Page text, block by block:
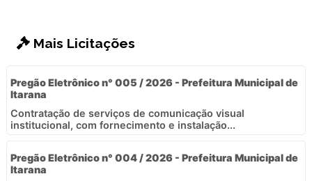
Mais Licitações
Pregão Eletrônico n° 005 / 2026 - Prefeitura Municipal de
Itarana
Contratação de serviços de comunicação visual
institucional, com fornecimento e instalação...
Pregão Eletrônico n° 004 / 2026 - Prefeitura Municipal de
Itarana